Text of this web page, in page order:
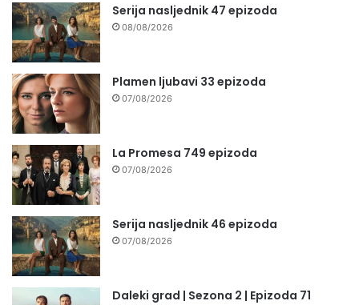
Serija nasljednik 47 epizoda
08/08/2026
Plamen ljubavi 33 epizoda
07/08/2026
La Promesa 749 epizoda
07/08/2026
Serija nasljednik 46 epizoda
07/08/2026
Daleki grad | Sezona 2 | Epizoda 71